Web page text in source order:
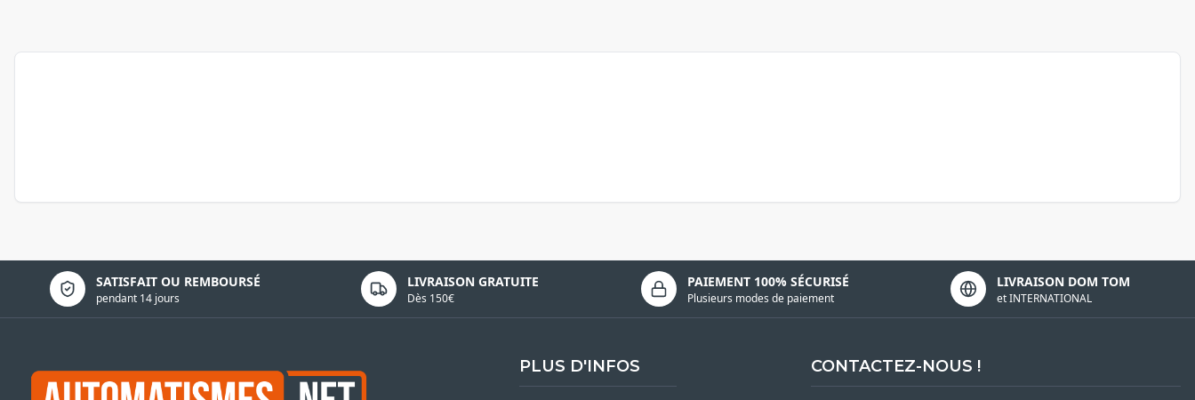
SATISFAIT OU REMBOURSÉ
pendant 14 jours
Politique de confidentialité LIVRAISON GRATUITE
Dès 150€
PAIEMENT 100% SÉCURISÉ
Plusieurs modes de paiement
LIVRAISON DOM TOM
et INTERNATIONAL
PLUS D'INFOS CONTACTEZ-NOUS !